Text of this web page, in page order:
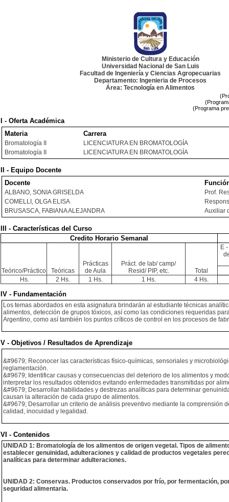
Ministerio de Cultura y Educación
Universidad Nacional de San Luis
Facultad de Ingeniería y Ciencias Agropecuarias
Departamento: Ingenieria de Procesos
Área: Tecnología en Alimentos
(Programa
I - Oferta Académica
Materia
Carrera
Bromatología II
LICENCIATURA EN BROMATOLOGÍA
Bromatología II
LICENCIATURA EN BROMATOLOGÍA
II - Equipo Docente
Docente
ALBANO, SONIA GRISELDA
Prof.
COMELLI, OLGA ELISA
BRUSASCA, FABIANA ALEJANDRA
Auxiliar
III - Características del Curso
Credito Horario Semanal
Teórico/Práctico Teóricas
Prácticas
de Aula
Práct. de lab/ camp/
Resid/ PIP, etc.
Total
E
Hs. 2 Hs. 1 Hs. 1 Hs. 4 Hs.
IV - Fundamentación
Los temas abordados en esta asignatura brindarán al estudiante técnicas
alimentos, detección de grupos tóxicos, así como las condiciones requeridas
Argentino, como así también los puntos críticos de control en los procesos de
V - Objetivos / Resultados de Aprendizaje
&#9679; Reconocer las características físico-químicas, sensoriales y
reglamentación.
&#9679; Identificar causas y consecuencias del deterioro de los alimentos y
interpretar los resultados obtenidos evitando enfermedades transmitidas por
&#9679; Desarrollar habilidades y destrezas analíticas para determinar
causan la alteración de cada grupo de alimentos.
&#9679; Desarrollar un criterio de análisis preventivo mediante la comprensión
calidad, inocuidad y legalidad.
VI - Contenidos
UNIDAD 1: Bromatología de los alimentos de origen vegetal. Tipos de
establecer genuinidad, adulteraciones y calidad de productos vegetales
analíticas para determinar adulteraciones.
UNIDAD 2: Conservas. Productos conservados por frío, por fermentación,
seguridad alimentaria.